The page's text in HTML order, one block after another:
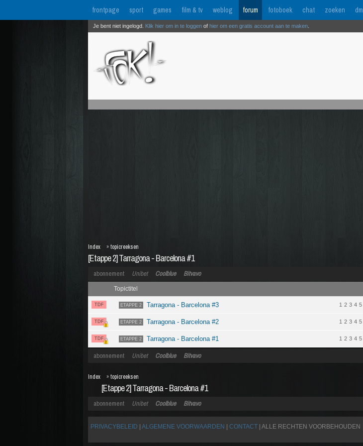
frontpage sport games film & tv weblog forum fotoboek chat zoeken dm
Je bent niet ingelogd. Klik hier om in te loggen of hier om een gratis account aan te maken
[Etappe 2] Tarragona - Barcelona #1
Index »topicreeksen
abonnement Unibet Coolblue Bitvavo
Topictitel
TDF ETAPPE 2 Tarragona - Barcelona #3 1 2 3 4 5
TDF ETAPPE 2 Tarragona - Barcelona #2 1 2 3 4 5
TDF ETAPPE 2 Tarragona - Barcelona #1 1 2 3 4 5
abonnement Unibet Coolblue Bitvavo
[Etappe 2] Tarragona - Barcelona #1
Index »topicreeksen
abonnement Unibet Coolblue Bitvavo
PRIVACYBELEID ALGEMENE VOORWAARDEN CONTACT | ALLE RECHTEN VOORBEHOUDEN